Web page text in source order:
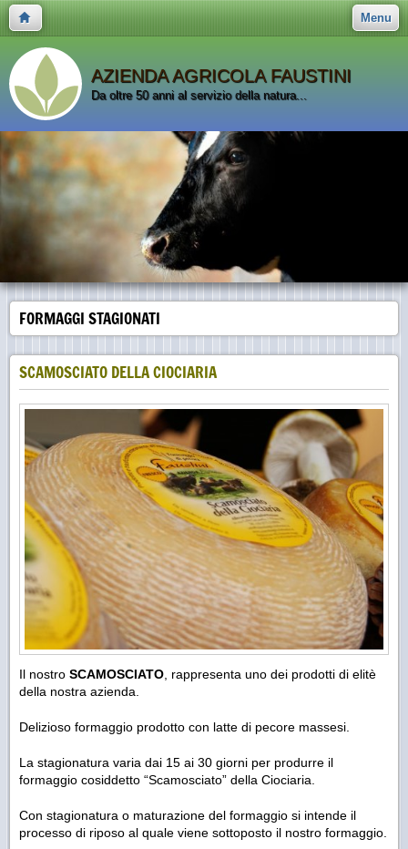
Menu
AZIENDA AGRICOLA FAUSTINI
Da oltre 50 anni al servizio della natura...
FORMAGGI STAGIONATI
SCAMOSCIATO DELLA CIOCIARIA
Il nostro SCAMOSCIATO , rappresenta uno dei prodotti di elitè
della nostra azienda.
Delizioso formaggio prodotto con latte di pecore massesi.
La stagionatura varia dai 15 ai 30 giorni per produrre il
formaggio cosiddetto “Scamosciato” della Ciociaria.
Con stagionatura o maturazione del formaggio si intende il
processo di riposo al quale viene sottoposto il nostro formaggio.